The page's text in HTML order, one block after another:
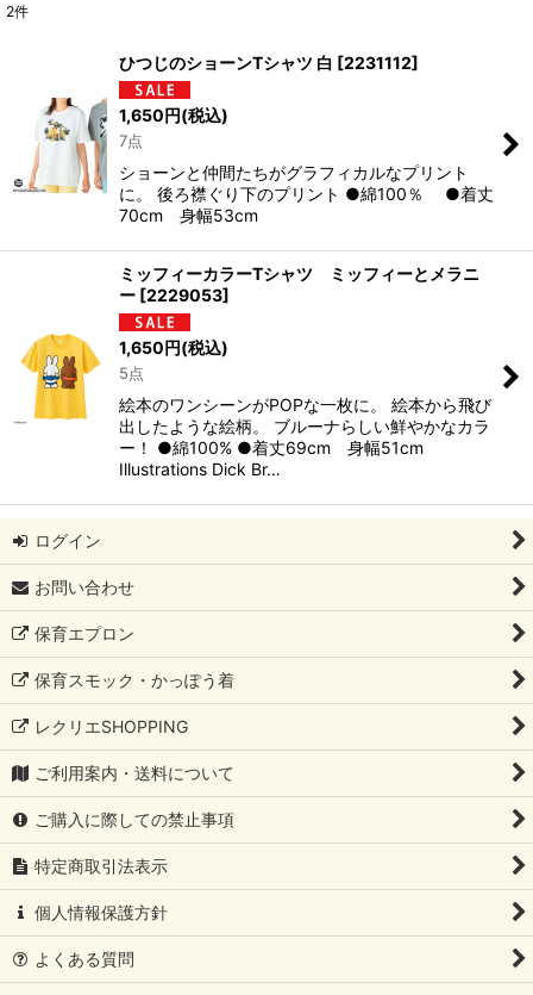
並び順
絞り込む
2件
ひつじのショーンTシャツ 白 [2231112]
1,650円(税込)
7点
ショーンと仲間たちがグラフィカルなプリント
に。 後ろ襟ぐり下のプリント ●綿100％ ●着丈
70cm 身幅53cm
ミッフィーカラーTシャツ ミッフィーとメラニ
ー [2229053]
1,650円(税込)
5点
絵本のワンシーンがPOPな一枚に。 絵本から飛び
出したような絵柄。 ブルーナらしい鮮やかなカラ
ー！ ●綿100% ●着丈69cm 身幅51cm
Illustrations Dick Br…
ログイン
お問い合わせ
保育エプロン
保育スモック・かっぽう着
レクリエSHOPPING
ご利用案内・送料について
ご購入に際しての禁止事項
特定商取引法表示
個人情報保護方針
よくある質問